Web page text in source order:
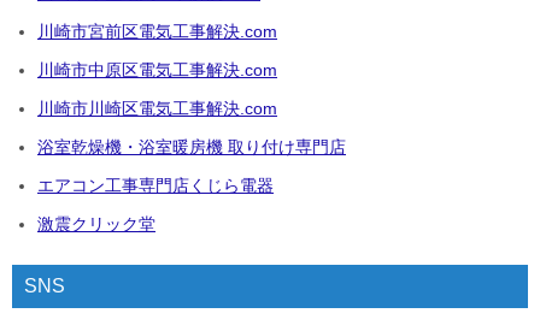
川崎市宮前区電気工事解決.com
川崎市中原区電気工事解決.com
川崎市川崎区電気工事解決.com
浴室乾燥機・浴室暖房機 取り付け専門店
エアコン工事専門店くじら電器
激震クリック堂
SNS